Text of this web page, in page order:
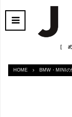
［
HOME BMW・MINIの